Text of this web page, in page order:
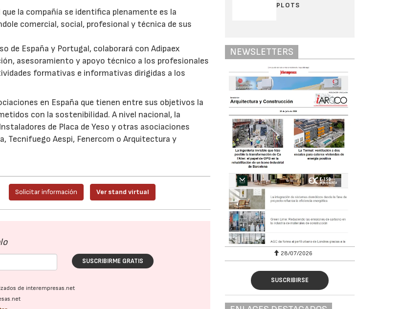
la compañía se identifica plenamente es la
comercial, social, profesional y técnica de sus
de España y Portugal, colaborará con Adipaex
asesoramiento y apoyo técnico a los profesionales
formativas e informativas dirigidas a los
en España que tienen entre sus objetivos la
con la sostenibilidad. A nivel nacional, la
de Placa de Yeso y otras asociaciones
Tecnifuego Aespi, Fenercom o Arquitectura y
Solicitar información Ver stand virtual
SUSCRIBIRME GRATIS
de interempresas.net
PLOTS
NEWSLETTERS
28/07/2026 30/07/2026 28/07/2026
SUSCRIBIRSE